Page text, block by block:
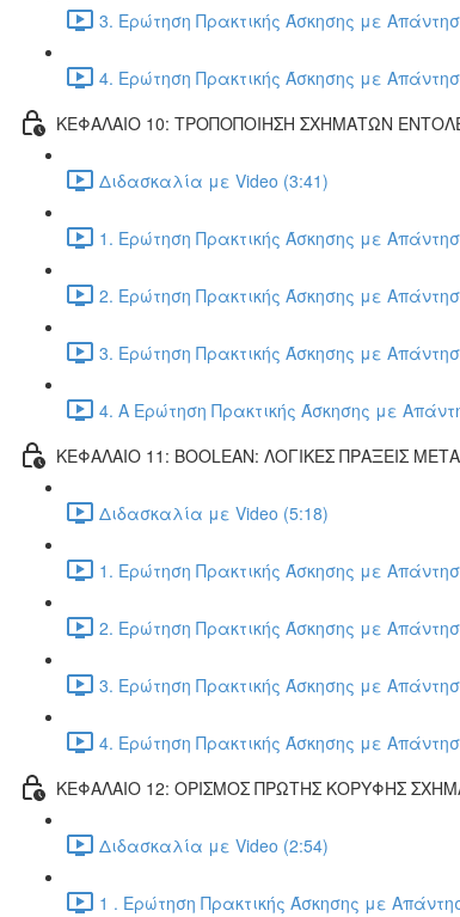
3. Ερώτηση Πρακτικής Άσκησης με
4. Ερώτηση Πρακτικής Άσκησης με
ΚΕΦΑΛΑΙΟ 10: ΤΡΟΠΟΠΟΙΗΣΗ ΣΧΗΜΑΤΩΝ
Διδασκαλία με Video (3:41)
1. Ερώτηση Πρακτικής Άσκησης με
2. Ερώτηση Πρακτικής Άσκησης με
3. Ερώτηση Πρακτικής Άσκησης με
4. Α Ερώτηση Πρακτικής Άσκησης με
ΚΕΦΑΛΑΙΟ 11: BOOLEAN: ΛΟΓΙΚΕΣ ΠΡΑΞΕΙΣ
Διδασκαλία με Video (5:18)
1. Ερώτηση Πρακτικής Άσκησης με
2. Ερώτηση Πρακτικής Άσκησης με
3. Ερώτηση Πρακτικής Άσκησης με
4. Ερώτηση Πρακτικής Άσκησης με
ΚΕΦΑΛΑΙΟ 12: ΟΡΙΣΜΟΣ ΠΡΩΤΗΣ ΚΟΡΥΦΗΣ
Διδασκαλία με Video (2:54)
1 . Ερώτηση Πρακτικής Άσκησης με